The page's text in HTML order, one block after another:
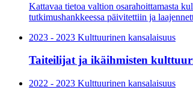
Kattavaa tietoa valtion osarahoittamasta
tutkimushankkeessa päivitettiin ja
2023 - 2023 Kulttuurinen kansalaisuus
Taiteilijat ja ikäihmisten
2022 - 2023 Kulttuurinen kansalaisuus